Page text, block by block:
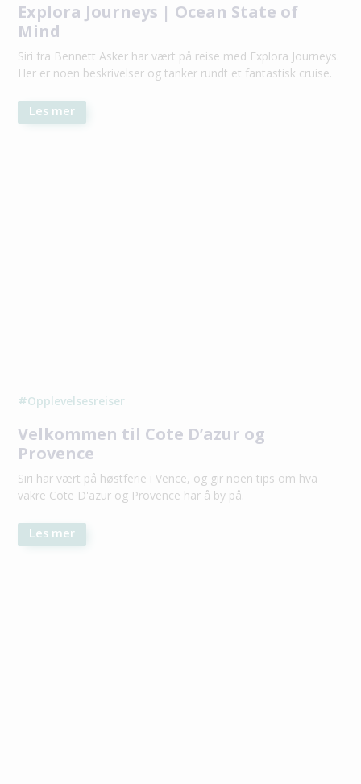
Explora Journeys | Ocean State of
Mind
Siri fra Bennett Asker har vært på reise med Explora Journeys.
Her er noen beskrivelser og tanker rundt et fantastisk cruise.
Les mer
#Opplevelsesreiser
Velkommen til Cote D’azur og
Provence
Siri har vært på høstferie i Vence, og gir noen tips om hva
vakre Cote D'azur og Provence har å by på.
Les mer